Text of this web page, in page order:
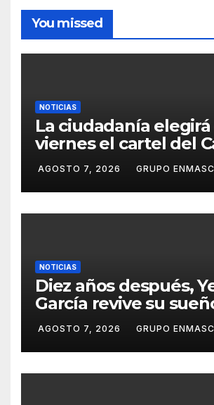
You missed
NOTICIAS
La ciudadanía
viernes el cartel del
de Las Palmas de
Canaria 2027 en una
retransmitida por
Canaria
AGOSTO 7, 2026 GRUPO
NOTICIAS
Diez años después,
García revive su
carnavalero en el
presentación de San
la Rambla para el
AGOSTO 7, 2026 GRUPO